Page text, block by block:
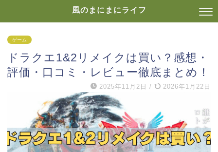
風のまにまにライフ
ゲーム
ドラクエ1&2リメイクは買い？感想・
評価・口コミ・レビュー徹底まとめ！
2025年11月2日 / 2026年1月22日